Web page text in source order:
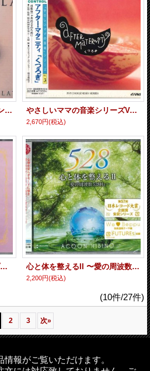
アカペラ・ウェディング・ロング・プレイ ［CD］ やさしいママの音楽シリーズVol.3〜アフター・マタニティ「くつろぎ」 ［CD］
2,670円(税込)
Angel Praise エンジェル・プレイズ 天使たちの賛美 [CD] 心と体を整えるII 〜愛の周波数528Hz〜 [CD]
2,200円(税込)
(10件/27件)
2 3 次»
報がご覧いただけます。